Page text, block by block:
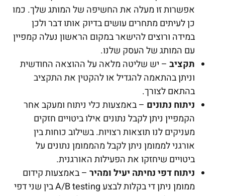
אפשרות זו מעלה את החשיפה של המותג שלך. כמו
כן לעיתים מתחרים עושים בדיוק אותו דבר ולכן
במידה ורוצים להישאר במקום הראשון נעלה קמפיין
עם המותג של העסק שלנו.
תקציב – יש שליטה מלאה על ההוצאה החודשית
וניתן בהתאמה להגדיל או להקטין את התקציב
בהתאם לצורך.
ניתוח נתונים – באמצעות כלי ניתוח ומעקב אחר
הקמפיין ניתן לקבל נתונים אילו ביטויים חזקים
מעניקים לנו תוצאות רצויות. בשילוב כוחות בין
אורגני לממומן ניתן לקבל מהממומן נתונים על
ביטויים שיחזקו את הפעילות האורגנית.
ניתוח דפי נחיתה יעיל ומהיר – באמצעות קידום
ממומן ניתן די בקלות לבצע A/B testing בין שני דפי